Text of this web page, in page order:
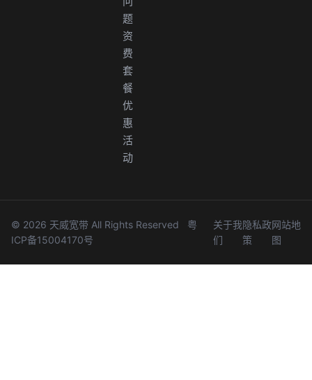
题
资
费
套
餐
优
惠
活
动
© 2026 天威宽带 All Rights Reserved 粤
ICP备15004170号
关于我
们
隐私政
策
网站地
图